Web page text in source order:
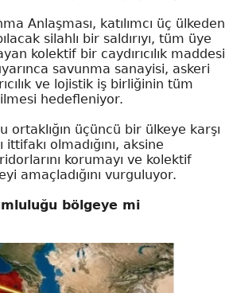
Anlaşması, katılımcı üç ülkeden
silahlı bir saldırıyı, tüm üye
kolektif bir caydırıcılık maddesi
savunma sanayisi, askeri
ve lojistik iş birliğinin tüm
hedefleniyor.
ortaklığın üçüncü bir ülkeye karşı
olmadığını, aksine
korumayı ve kolektif
amaçladığını vurguluyor.
bölgeye mi